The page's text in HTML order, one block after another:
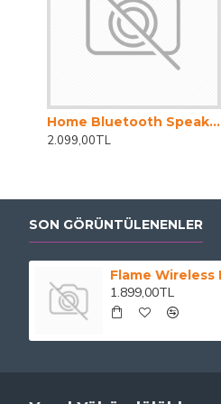
Home Bluetooth Speaker
2.099,00TL
SON GÖRÜNTÜLENENLER
1.899,00TL